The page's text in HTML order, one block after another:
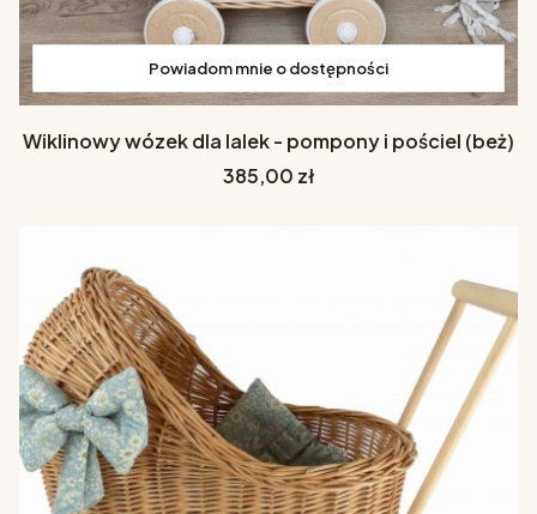
Powiadom mnie o dostępności
Wiklinowy wózek dla lalek - pompony i pościel (beż)
Cena
385,00 zł